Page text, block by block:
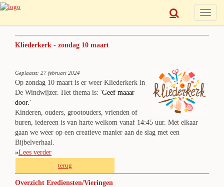
Toggle
Kliederkerk - zondag 10 maart
Geplaatst: 27 februari 2024
Op zondag 10 maart is er weer Kliederkerk in
De Windwijzer. Het thema is: 'Geef maaar
door.'
Kinderen, ouders, grootouders, vrienden of
buren, iedereen is van harte welkom vanaf 14:45 uur. Met elkaar
gaan we weer op een creatieve manier aan de slag met een
Bijbelverhaal.
»Lees verder
terug
Overzicht Erediensten/Vieringen